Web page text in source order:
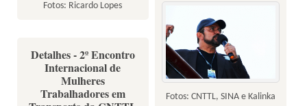
Fotos: Ricardo Lopes
Fotos: CNTTL, SINA e Kalinka
Detalhes - 2º Encontro
Internacional de
Mulheres
Trabalhadores em